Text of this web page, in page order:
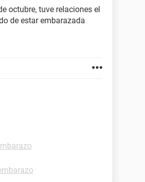
octubre, tuve relaciones el
de estar embarazada